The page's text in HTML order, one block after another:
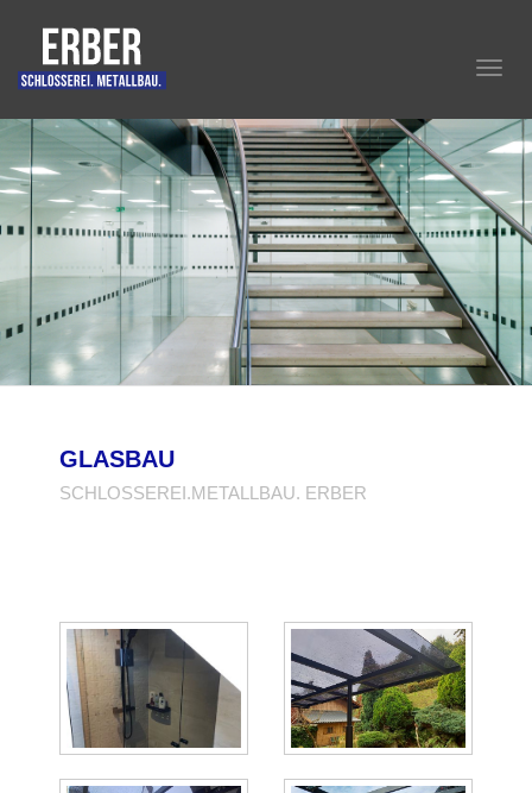
GLASBAU
SCHLOSSEREI.METALLBAU. ERBER